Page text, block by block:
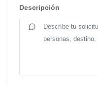
Descripción